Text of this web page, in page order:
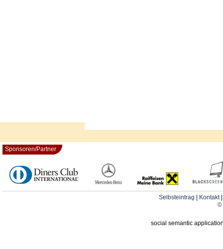
Sponsoren/Partner
Selbsteintrag Kontakt
©
social semantic